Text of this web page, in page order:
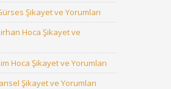
Şikayet ve Yorumları
Hoca Şikayet ve
Hoca Şikayet ve Yorumları
Şikayet ve Yorumları